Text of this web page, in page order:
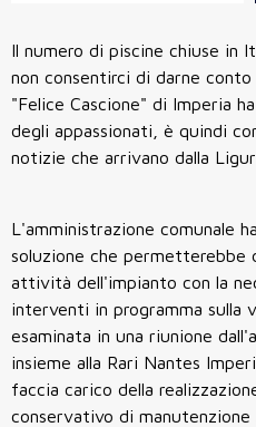
Il numero di piscine chiuse in
non consentirci di darne
"Felice Cascione" di Imperia
degli appassionati, è quindi
notizie che arrivano dalla
L'amministrazione comunale
soluzione che permetterebbe
attività dell'impianto con la
interventi in programma sulla
esaminata in una riunione
insieme alla Rari Nantes
faccia carico della
conservativo di manutenzione